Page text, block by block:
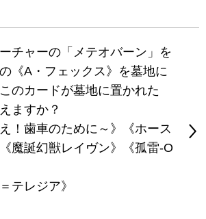
チャーの「メテオバーン」を
《A・フェックス》を墓地に
のカードが墓地に置かれた
ますか？
！歯車のために～》《ホース
魔誕幻獣レイヴン》《孤雷-O
テレジア》